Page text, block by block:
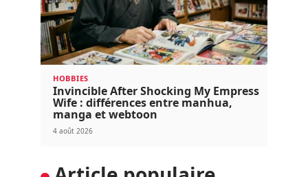
HOBBIES
Invincible After Shocking My Empress
Wife : différences entre manhua,
manga et webtoon
4 août 2026